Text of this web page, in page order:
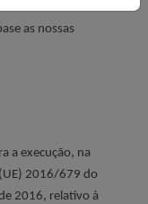
retrata os direitos e
as nossas
a execução, na
2016/679 do
2016, relativo à